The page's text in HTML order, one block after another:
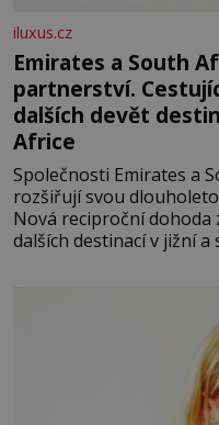
iluxus.cz
Emirates a South
partnerství.
dalších devět
Africe
Společnosti Emirates a
rozšiřují svou
Nová reciproční
dalších destinací v jižní a